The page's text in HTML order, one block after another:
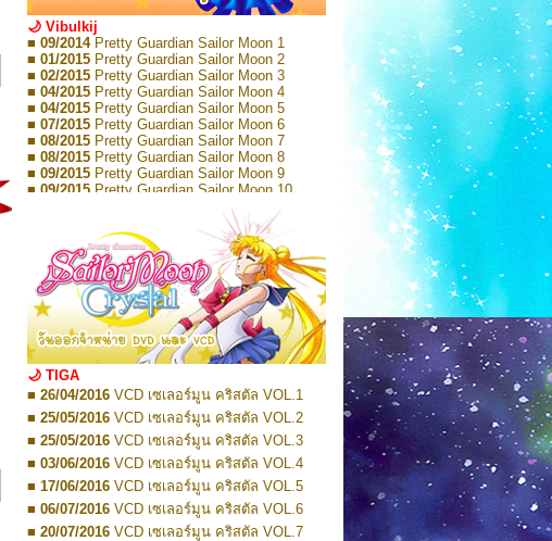
🌙 Vibulkij
■ 09/2014 Pretty Guardian Sailor Moon 1
■ 01/2015 Pretty Guardian Sailor Moon 2
■ 02/2015 Pretty Guardian Sailor Moon 3
■ 04/2015 Pretty Guardian Sailor Moon 4
■ 04/2015 Pretty Guardian Sailor Moon 5
■ 07/2015 Pretty Guardian Sailor Moon 6
■ 08/2015 Pretty Guardian Sailor Moon 7
■ 08/2015 Pretty Guardian Sailor Moon 8
■ 09/2015 Pretty Guardian Sailor Moon 9
■ 09/2015 Pretty Guardian Sailor Moon 10
Pretty Guardian Sailor Moon 11
Pretty Guardian Sailor Moon 12
Pretty Guardian Sailor Moon Short
Stories 1
■ 09/2018Pretty Guardian Sailor Moon Short
Stories 2
■ 01/2022Pretty Guardian Sailor Moon Eternal
Edition 1
■ 01/2022Pretty Guardian Sailor Moon Eternal
Edition 2
■ 03/2022Pretty Guardian Sailor Moon Eternal
Edition 3
■ 03/2022Pretty Guardian Sailor Moon Eternal
Edition 4
■ 07/2022Pretty Guardian Sailor Moon Eternal
Edition 5
■ 07/2022Pretty Guardian Sailor Moon Eternal
Edition 6
Pretty Guardian Sailor Moon Eternal
Edition 7
■ 01/2023Pretty Guardian Sailor Moon Eternal
🌙 TIGA
■ 26/04/2016 VCD เซเลอร์มูน คริสตัล VOL.1
■ 25/05/2016 VCD เซเลอร์มูน คริสตัล VOL.2
■ 25/05/2016 VCD เซเลอร์มูน คริสตัล VOL.3
■ 03/06/2016 VCD เซเลอร์มูน คริสตัล VOL.4
■ 17/06/2016 VCD เซเลอร์มูน คริสตัล VOL.5
■ 06/07/2016 VCD เซเลอร์มูน คริสตัล VOL.6
■ 20/07/2016 VCD เซเลอร์มูน คริสตัล VOL.7